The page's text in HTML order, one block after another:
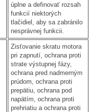
úplne a definovať rozsah
funkcií niektorých
tlačidiel, aby sa zabránilo
nesprávnej funkcii.
Zisťovanie skratu motora
pri zapnutí, ochrana proti
strate výstupnej fázy,
ochrana pred nadmerným
prúdom, ochrana proti
prepätiu, ochrana pod
napätím, ochrana proti
prehriatiu a ochrana proti